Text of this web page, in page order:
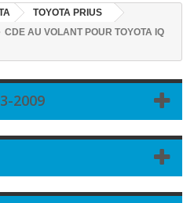
TOYOTA PRIUS
CDE AU VOLANT POUR TOYOTA IQ
2009